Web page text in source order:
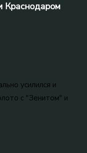
Краснодаром
усилился и
с "Зенитом" и